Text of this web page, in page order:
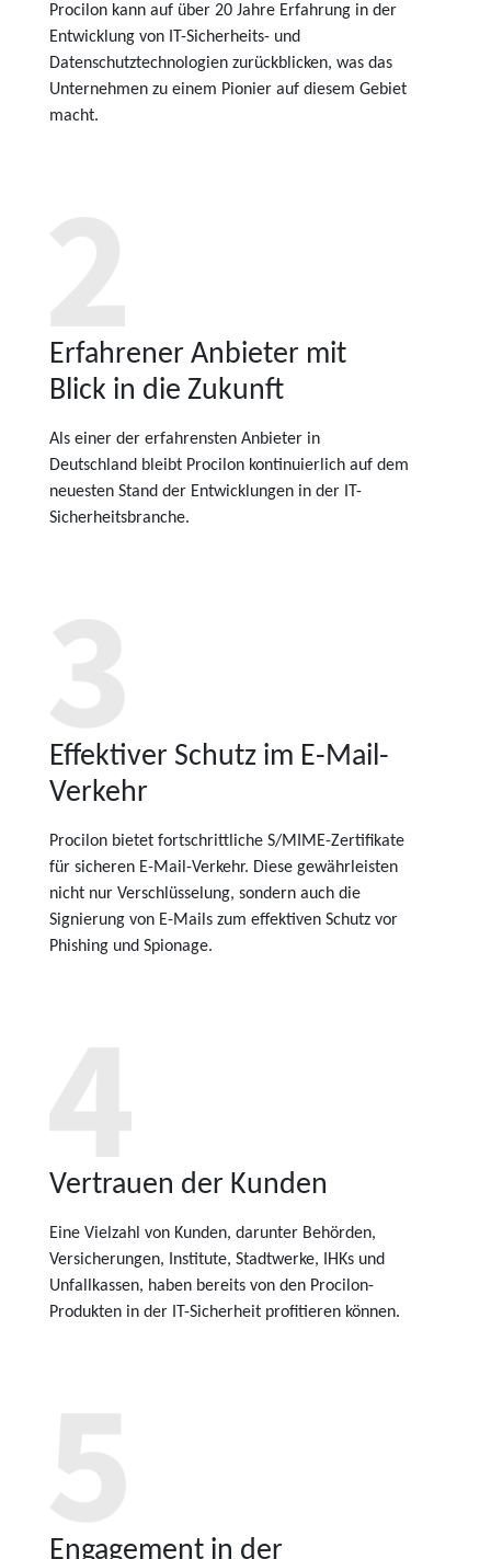
Procilon kann auf über 20 Jahre Erfahrung in der
Entwicklung von IT-Sicherheits- und
Datenschutztechnologien zurückblicken, was das
Unternehmen zu einem Pionier auf diesem Gebiet
macht.
Erfahrener Anbieter mit
Blick in die Zukunft
Als einer der erfahrensten Anbieter in
Deutschland bleibt Procilon kontinuierlich auf dem
neuesten Stand der Entwicklungen in der IT-
Sicherheitsbranche.
Effektiver Schutz im E-Mail-
Verkehr
Procilon bietet fortschrittliche S/MIME-Zertifikate
für sicheren E-Mail-Verkehr. Diese gewährleisten
nicht nur Verschlüsselung, sondern auch die
Signierung von E-Mails zum effektiven Schutz vor
Phishing und Spionage.
Vertrauen der Kunden
Eine Vielzahl von Kunden, darunter Behörden,
Versicherungen, Institute, Stadtwerke, IHKs und
Unfallkassen, haben bereits von den Procilon-
Produkten in der IT-Sicherheit profitieren können.
Engagement in der